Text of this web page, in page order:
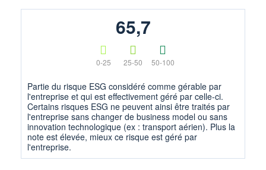
65,7
50-100
25-50
0-25
Partie du risque ESG considéré comme gérable par
l'entreprise et qui est effectivement géré par celle-ci.
Certains risques ESG ne peuvent ainsi être traités par
l'entreprise sans changer de business model ou sans
innovation technologique (ex : transport aérien). Plus la
note est élevée, mieux ce risque est géré par
l'entreprise.